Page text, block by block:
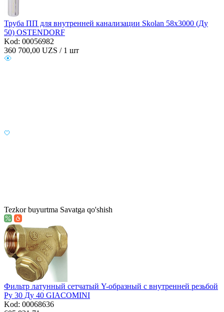
Труба ПП для внутренней канализации Skolan 58х3000 (Ду
50) OSTENDORF
Kod: 00056982
360 700,00 UZS / 1 шт
Tezkor buyurtma Savatga qo'shish
Фильтр латунный сетчатый Y-образный с внутренней резьбой
Ру 30 Ду 40 GIACOMINI
Kod: 00068636